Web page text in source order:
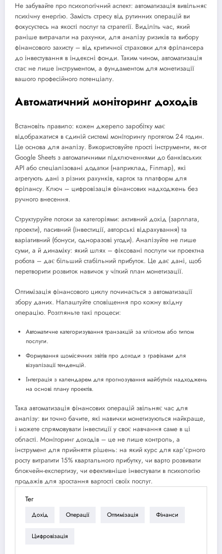
Не забувайте про психологічний аспект: автоматизація вивільняє
психічну енергію. Замість стресу від рутинних операцій ви
фокусуєтесь на якості послуг та стратегії. Виділіть час, який
раніше витрачали на рахунки, для аналізу ризиків та вибору
фінансового захисту – від критичної страховки для фрілансера
до інвестування в індексні фонди. Таким чином, автоматизація
стає не лише інструментом, а фундаментом для монетизації
вашого професійного потенціалу.
Автоматичний моніторинг доходів
Встановіть правило: кожен джерело заробітку має
відображатися в єдиній системі моніторингу протягом 24 годин.
Це основа для аналізу. Використовуйте прості інструменти, як-от
Google Sheets з автоматичними підключеннями до банківських
API або спеціалізовані додатки (наприклад, Finmap), які
агрегують дані з різних рахунків, карток та платформ для
фрілансу. Ключ – цифровізація фінансових надходжень без
ручного внесення.
Структуруйте потоки за категоріями: активний дохід (зарплата,
проекти), пасивний (інвестиції, авторські відрахування) та
варіативний (бонуси, одноразові угоди). Аналізуйте не лише
суми, а й динаміку: який шлях – фіксовані послуги чи проектна
робота – дає більший стабільний прибуток. Це дає дані, щоб
перетворити розвиток навичок у чіткий план монетизації.
Оптимізація фінансового циклу починається з автоматизації
збору даних. Налаштуйте сповіщення про кожну вхідну
операцію. Розгляньте такі процеси:
Автоматичне категоризування транзакцій за клієнтом або типом
послуги.
Формування щомісячних звітів про доходи з графіками для
візуалізації тенденцій.
Інтеграція з календарем для прогнозування майбутніх надходжень
на основі плану проектів.
Така автоматизація фінансових операцій звільняє час для
аналізу: ви точно бачите, які навички монетизуються найкраще,
і можете спрямовувати інвестиції у своє навчання саме в ці
області. Моніторинг доходів – це не лише контроль, а
інструмент для прийняття рішень: на який курс для кар’єрного
росту витратити 15% квартального прибутку, чи варто розвивати
блокчейн-експертизу, чи ефективніше інвестувати в психологію
продажів для зростання вартості своїх послуг.
Тег
Дохід Операції Оптимізація Фінанси
Цифровізація